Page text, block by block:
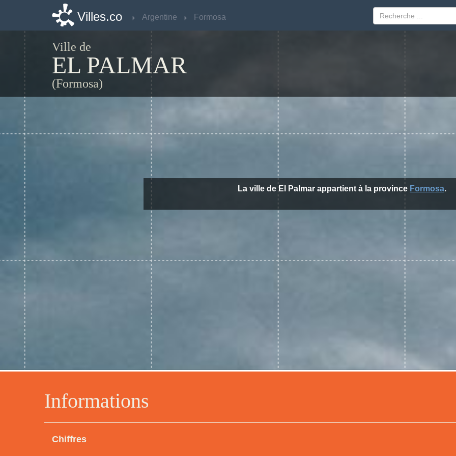
Villes.co Argentine Formosa
Ville de
EL PALMAR
(Formosa)
Informations
Chiffres
La ville de El Palmar appartient à la province Formosa.
Villes.co Argentine Formosa